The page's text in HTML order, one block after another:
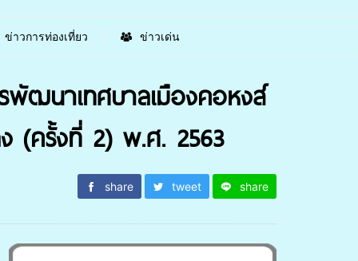
ข่าวการท่องเที่ยว ข่าวเด่น
พัฒนาเทศบาลเมืองคอหงส์
(ครั้งที่ 2) พ.ศ. 2563
share tweet share